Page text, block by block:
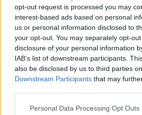
opt-out request is processed you may
interest-based ads based on personal
us or personal information disclosed to
your opt-out. You may separately opt-
disclosure of your personal information
IAB’s list of downstream participants.
also be disclosed by us to third parties
Downstream Participants that may
Personal Data Processing Opt Outs
Refescar
Enviar
JComments
PUBLICIDAD